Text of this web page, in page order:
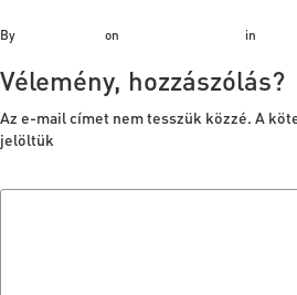
By on in
Vélemény, hozzászólás?
Az e-mail címet nem tesszük közzé. A
jelöltük